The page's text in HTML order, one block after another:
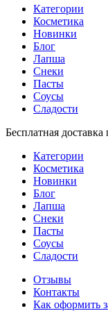
Категории
Косметика
Новинки
Блог
Лапша
Снеки
Пасты
Соусы
Сладости
Бесплатная
Категории
Косметика
Новинки
Блог
Лапша
Снеки
Пасты
Соусы
Сладости
Отзывы
Контакты
Как оформить